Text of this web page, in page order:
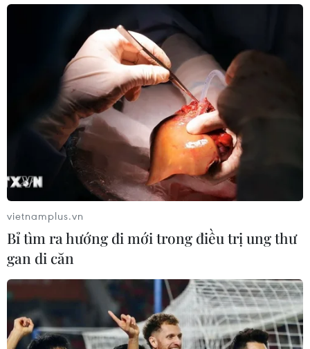
#Tranh kính #Vinhcoba #khắc kính
Theo dõi VietnamPlus
TIN LIÊN QUAN
vietnamplus.vn
Bỉ tìm ra hướng đi mới trong điều trị ung thư
gan di căn